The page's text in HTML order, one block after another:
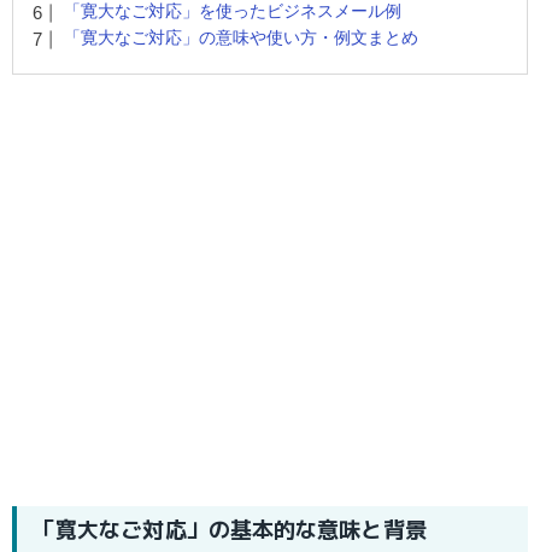
「寛大なご対応」を使ったビジネスメール例
「寛大なご対応」の意味や使い方・例文まとめ
「寛大なご対応」の基本的な意味と背景